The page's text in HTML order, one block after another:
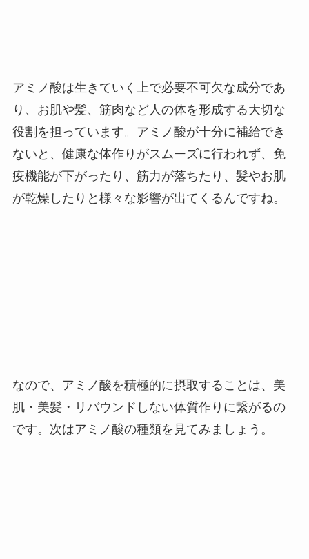
アミノ酸は生きていく上で必要不可欠な成分であ
り、お肌や髪、筋肉など人の体を形成する大切な
役割を担っています。アミノ酸が十分に補給でき
ないと、健康な体作りがスムーズに行われず、免
疫機能が下がったり、筋力が落ちたり、髪やお肌
が乾燥したりと様々な影響が出てくるんですね。
なので、アミノ酸を積極的に摂取することは、美
肌・美髪・リバウンドしない体質作りに繋がるの
です。次はアミノ酸の種類を見てみましょう。